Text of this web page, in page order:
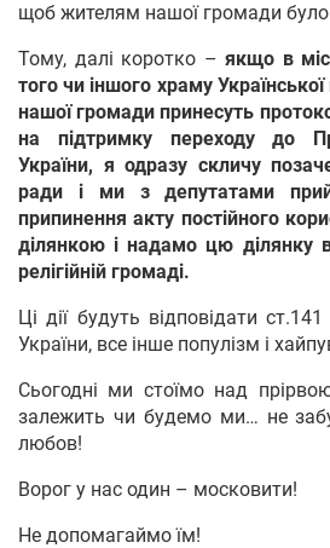
щоб жителям нашої громади
Тому, далі коротко – якщо в
того чи іншого храму
нашої громади принесуть
на підтримку переходу до
України, я одразу скличу
ради і ми з депутатами
припинення акту постійного
ділянкою і надамо цю ділянку
релігійній громаді.
Ці дії будуть відповідати
України, все інше популізм і
Сьогодні ми стоїмо над
залежить чи будемо ми… не
любов!
Ворог у нас один – московити!
Не допомагаймо їм!